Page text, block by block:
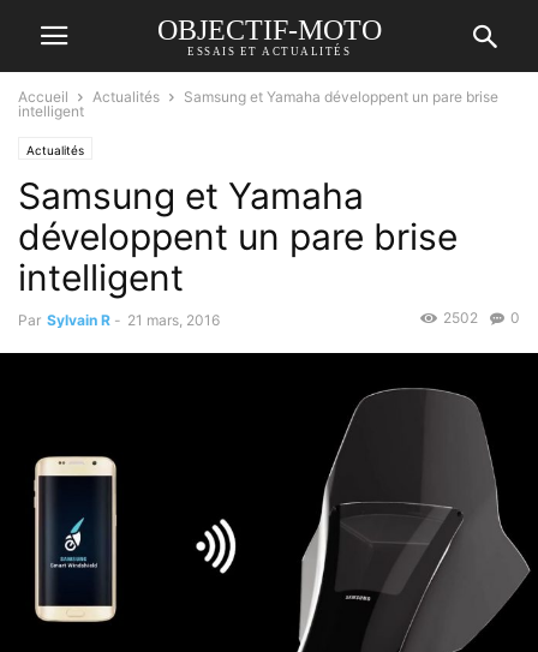
OBJECTIF-MOTO
ESSAIS ET ACTUALITÉS
Accueil Actualités
Samsung et Yamaha développent un pare brise
intelligent
Actualités
Samsung et Yamaha
développent un pare brise
intelligent
Par Sylvain R - 21 mars, 2016 0
2502